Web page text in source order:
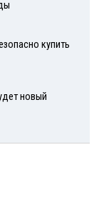
купить
новый